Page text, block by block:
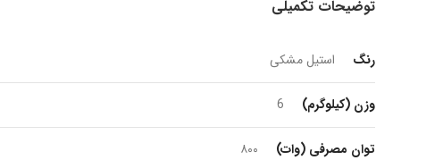
توضیحات تکمیلی
رنگ استیل مشکی
وزن (کیلوگرم) 6
توان مصرفی (وات) ۸۰۰